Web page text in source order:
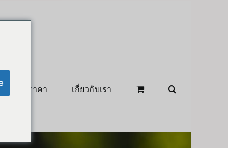
ค้าลดราคา เกี่ยวกับเรา